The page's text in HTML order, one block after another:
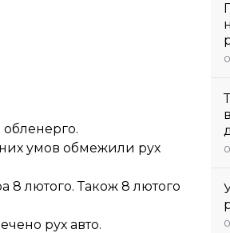
умов обмежили рух
8 лютого. Також 8 лютого
рух авто.